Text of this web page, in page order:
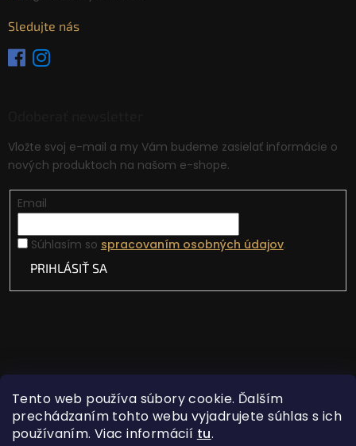
Tento web používa súbory cookie. Ďalším
prechádzaním tohto webu vyjadrujete súhlas s ich
používaním. Viac informácií tu.
Sledujte nás
Vložte svoj e-mail a my Vám budeme zasielať informácie o
nových produktoch na našom e-shope.
Email
Súhlasím so spracovaním osobných údajov.
PRIHLÁSIŤ SA